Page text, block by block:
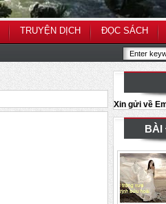
TRUYỆN DỊCH ĐỌC SÁCH
Xin gửi về
BÀI